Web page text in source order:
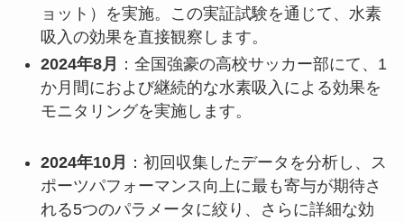
ョット）を実施。この実証試験を通じて、水素
吸入の効果を直接観察します。
2024年8月
：全国強豪の高校サッカー部にて、1
か月間におよび継続的な水素吸入による効果を
モニタリングを実施します。
2024年10月
：初回収集したデータを分析し、ス
ポーツパフォーマンス向上に最も寄与が期待さ
れる5つのパラメータに絞り、さらに詳細な効